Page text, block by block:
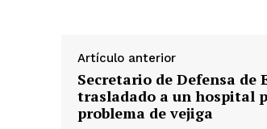
Artículo anterior
Secretario de Defensa de
trasladado a un hospital
problema de vejiga